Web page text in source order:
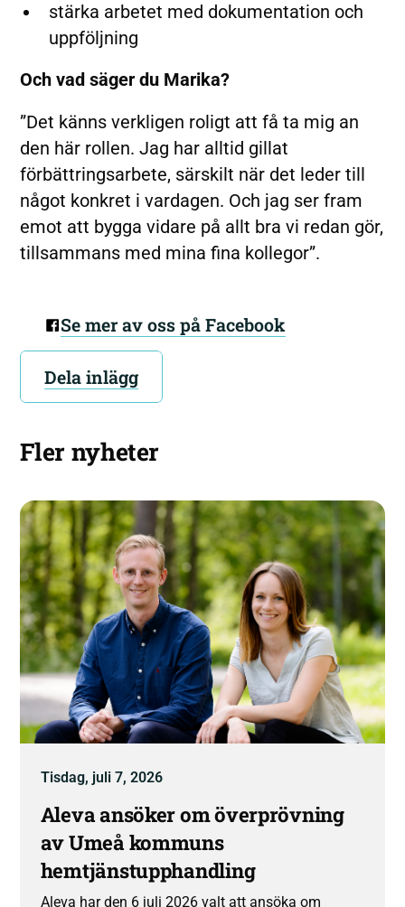
Fler nyheter
stärka arbetet med dokumentation och
uppföljning
Och vad säger du Marika?
”Det känns verkligen roligt att få ta mig an
den här rollen. Jag har alltid gillat
förbättringsarbete, särskilt när det leder till
något konkret i vardagen. Och jag ser fram
emot att bygga vidare på allt bra vi redan gör,
tillsammans med mina fina kollegor”.
Se mer av oss på Facebook
Dela inlägg
Tisdag, juli 7, 2026
Aleva ansöker om överprövning
av Umeå kommuns
hemtjänstupphandling
Aleva har den 6 juli 2026 valt att ansöka om